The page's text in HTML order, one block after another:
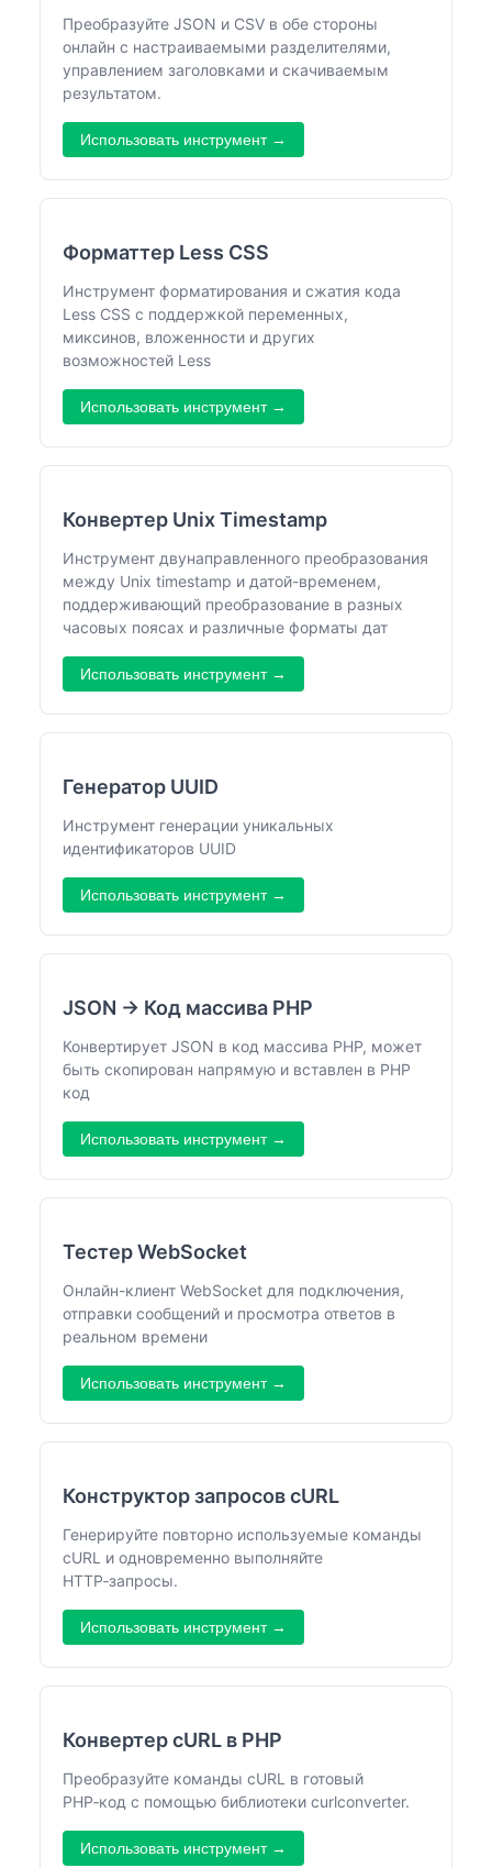
Преобразуйте JSON и CSV в обе стороны
онлайн с настраиваемыми разделителями,
управлением заголовками и скачиваемым
результатом.
Использовать инструмент →
Форматтер Less CSS
Инструмент форматирования и сжатия кода
Less CSS с поддержкой переменных,
миксинов, вложенности и других
возможностей Less
Использовать инструмент →
Конвертер Unix Timestamp
Инструмент двунаправленного преобразования
между Unix timestamp и датой-временем,
поддерживающий преобразование в разных
часовых поясах и различные форматы дат
Использовать инструмент →
Генератор UUID
Инструмент генерации уникальных
идентификаторов UUID
Использовать инструмент →
JSON → Код массива PHP
Конвертирует JSON в код массива PHP, может
быть скопирован напрямую и вставлен в PHP
код
Использовать инструмент →
Тестер WebSocket
Онлайн-клиент WebSocket для подключения,
отправки сообщений и просмотра ответов в
реальном времени
Использовать инструмент →
Конструктор запросов cURL
Генерируйте повторно используемые команды
cURL и одновременно выполняйте
HTTP‑запросы.
Использовать инструмент →
Конвертер cURL в PHP
Преобразуйте команды cURL в готовый
PHP‑код с помощью библиотеки curlconverter.
Использовать инструмент →